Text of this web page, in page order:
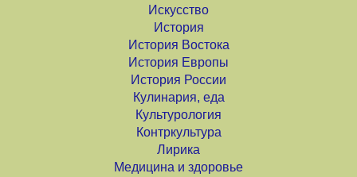
Искусство
История
История Востока
История Европы
История России
Кулинария, еда
Культурология
Контркультура
Лирика
Медицина и здоровье